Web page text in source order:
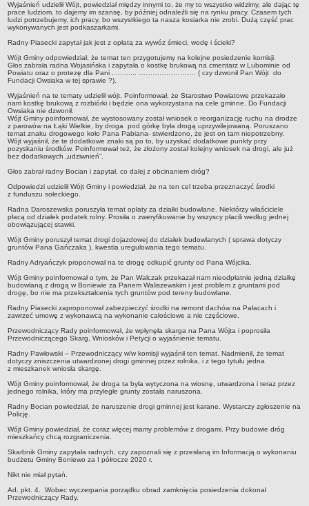
Plan postępowań o udzielenie zamówień w 2020 roku
Plan postępowań o udzielenie zamówień na 2019
Plan postępowań o udzielenie zamówień w 2017 roku
Realizacja inwestycji
przetargi
Konkursy
elektronizacja zamówień publicznych
zamówienia do 170 000 PLN
PRAWO LOKALNE
Statut
Uchwały
Projekty uchwał
Zarządzenia
Protokoły
Opłaty i podatki
Zagospodarowanie przestrzenne
Obwieszczenia,Zawiadomienia, sprawozdania ochrony środowiska
Decyzje o środowiskowych uwarunkowaniach
REWITALIZACJA GMINY BONIEWO
PPWOW
Aktualności
konkursy
Podręcznik PPWOW
Plan działania
Lista osób kluczowych
Lista aktywności społecznych
Wyjaśnień udzielił Wójt, powiedział między innymi to, że my to wszystko widzimy, ale dając tę
prace ludziom, to dajemy im szansę, by później odnaleźli się na rynku pracy. Czasem tych
ludzi potrzebujemy, ich pracy, bo wszystkiego ta nasza kosiarka nie zrobi. Dużą część prac
wykonywanych jest podkaszarkami.
Radny Piasecki zapytał jak jest z opłatą za wywóz śmieci, wodę i ścieki?
Wójt Gminy odpowiedział, że temat ten przygotujemy na kolejne posiedzenie komisji.
Głos zabrała radna Wojasińska i zapytała o kostkę brukową na cmentarz w Lubominie od
Powiatu oraz o protezę dla Pani ............ ……………………. ( czy dzwonił Pan Wójt do
Fundacji Owsiaka w tej sprawie ?).
Wyjaśnień na te tematy udzielił wójt. Poinformował, że Starostwo Powiatowe przekazało
nam kostkę brukową z rozbiórki i będzie ona wykorzystana na cele gminne. Do Fundacji
Owsiaka nie dzwonił.
Wójt Gminy poinformował, że wystosowany został wniosek o reorganizację ruchu na drodze
z parowów na Łąki Wielkie, by droga pod górkę była drogą uprzywilejowaną. Poruszano
temat znaku drogowego koło Pana Pabiana- stwierdzono, że jest on tam niepotrzebny.
Wójt wyjaśnił, że te dodatkowe znaki są po to, by uzyskać dodatkowe punkty przy
pozyskaniu środków. Poinformował też, że złożony został kolejny wniosek na drogi, ale już
bez dodatkowych „udziwnień”.
Głos zabrał radny Bocian i zapytał, co dalej z obcinaniem dróg?
Odpowiedzi udzielił Wójt Gminy i powiedział, że na ten cel trzeba przeznaczyć środki
z funduszu sołeckiego.
Radna Daroszewska poruszyła temat opłaty za działki budowlane. Niektórzy właściciele
płacą od działek podatek rolny. Prosiła o zweryfikowanie by wszyscy płacili według jednej
obowiązującej stawki.
Wójt Gminy poruszył temat drogi dojazdowej do działek budowlanych ( sprawa dotyczy
gruntów Pana Gańczaka ), kwestia uregulowania tego tematu.
Radny Adryańczyk proponował na te drogę odkupić grunty od Pana Wójcika.
Wójt Gminy poinformował o tym, że Pan Walczak przekazał nam nieodpłatnie jedną działkę
budowlaną z drogą w Boniewie za Panem Waliszewskim i jest problem z gruntami pod
drogę, bo nie ma przekształcenia tych gruntów pod tereny budowlane.
Radny Piasecki zaproponował zabezpieczyć środki na remont dachów na Pałacach i
zawrzeć umowę z wykonawcą na wykonanie całościowe a nie częściowe.
Przewodniczący Rady poinformował, że wpłynęła skarga na Pana Wójta i poprosiła
Przewodniczącego Skarg, Wniosków i Petycji o wyjaśnienie tematu.
Radny Pawłowski – Przewodniczący w/w komisji wyjaśnił ten temat. Nadmienił, że temat
dotyczy zniszczenia utwardzonej drogi gminnej przez rolnika, i z tego tytułu jedna
z mieszkanek wniosła skargę.
Wójt Gminy poinformował, że droga ta była wytyczona na wiosnę, utwardzona i teraz przez
jednego rolnika, który ma przyległe grunty została naruszona.
Radny Bocian powiedział, że naruszenie drogi gminnej jest karane. Wystarczy zgłoszenie na
Policję.
Wójt Gminy powiedział, że coraz więcej mamy problemów z drogami. Przy budowie dróg
mieszkańcy chcą rozgraniczenia.
Skarbnik Gminy zapytała radnych, czy zapoznali się z przesłaną im Informacją o wykonaniu
budżetu Gminy Boniewo za I półrocze 2020 r.
Nikt nie miał pytań.
Ad. pkt. 4. Wobec wyczerpania porządku obrad zamknięcia posiedzenia dokonał
Przewodniczący Rady.